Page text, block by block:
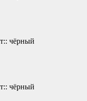
фундаментов и
между
фиксаторов:
и
необходимы для
арматуры и
защитного
чёрный
чёрный